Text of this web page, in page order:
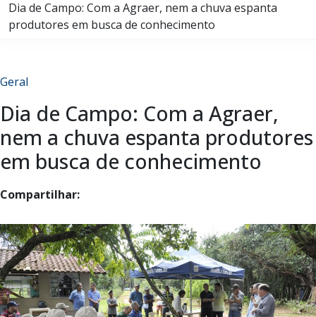
Dia de Campo: Com a Agraer, nem a chuva espanta
produtores em busca de conhecimento
Geral
Dia de Campo: Com a Agraer,
nem a chuva espanta produtores
em busca de conhecimento
Compartilhar: